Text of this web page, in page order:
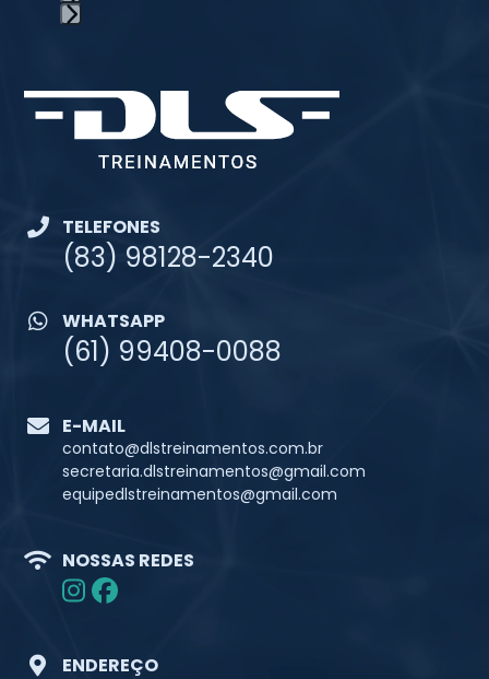
TELEFONES
(83) 98128-2340
WHATSAPP
(61) 99408-0088
E-MAIL
contato@dlstreinamentos.com.br
secretaria.dlstreinamentos@gmail.com
equipedlstreinamentos@gmail.com
NOSSAS REDES
ENDEREÇO